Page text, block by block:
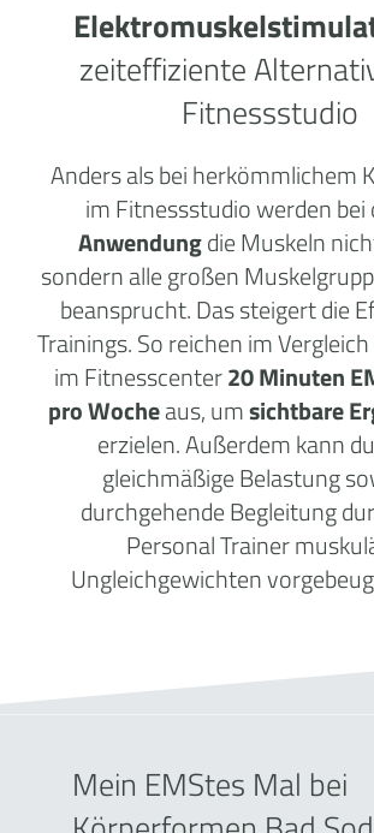
zeiteffiziente
Fitnessstudio
Anders als bei herkömmlichem
im Fitnessstudio werden bei
Anwendungdie Muskeln
sondern alle großen
beansprucht. Das steigert die
Trainings. So reichen im
im Fitnesscenter20 Minuten
pro Wocheaus, umsichtbare
erzielen. Außerdem kann
gleichmäßige Belastung
durchgehende Begleitung
Personal Trainer
Ungleichgewichten
Mein EMStes Mal bei